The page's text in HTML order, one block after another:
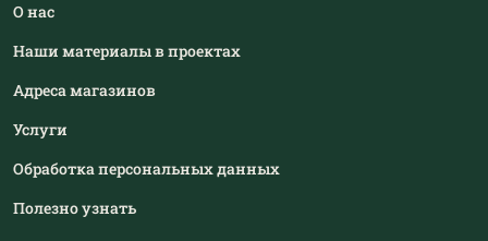
О нас
Наши материалы в проектах
Адреса магазинов
Услуги
Обработка персональных данных
Полезно узнать